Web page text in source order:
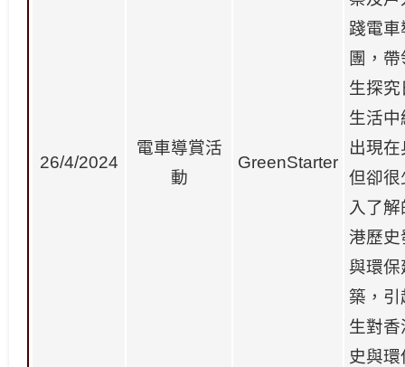
26/4/2024
電車導賞活
動
GreenStarter
踐電車
團，
生探究
生活中
出現在
但卻很
入了
港歷史
與環保
築，引
生對香
史與環